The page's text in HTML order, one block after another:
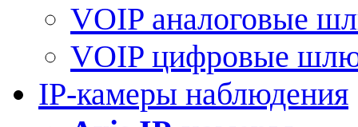
VOIP аналоговые
VOIP цифровые
IP-камеры наблюдения